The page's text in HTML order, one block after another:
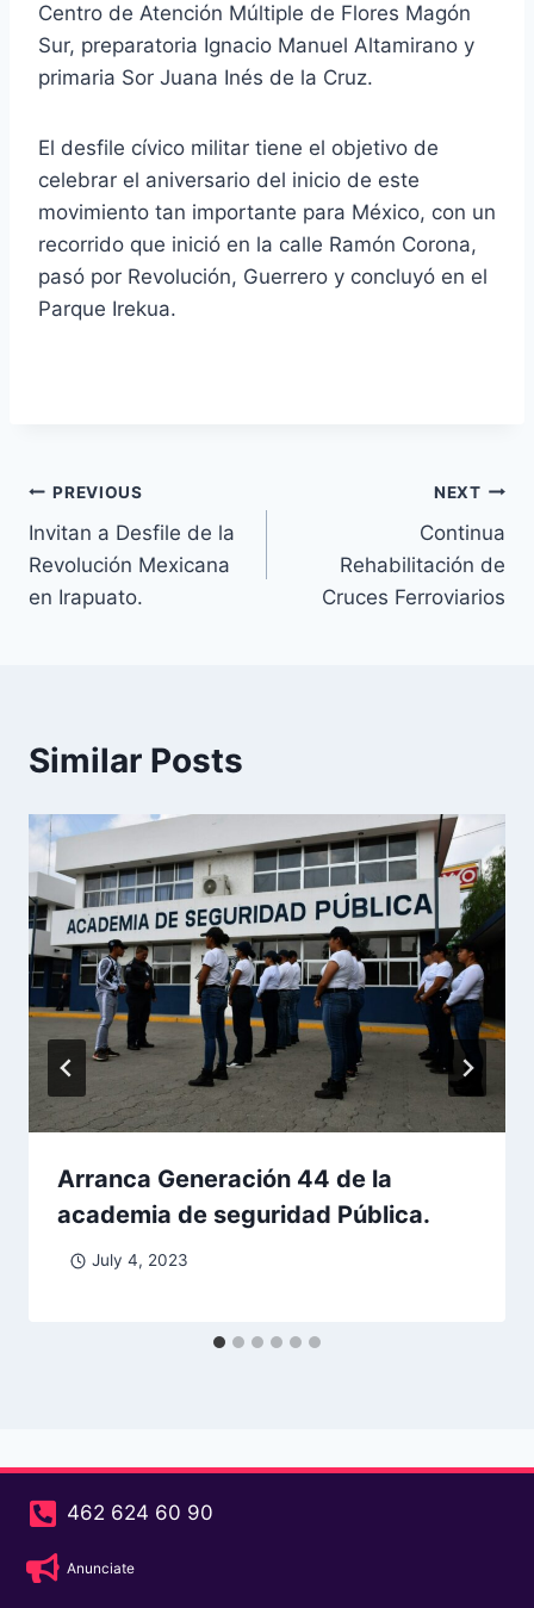
Centro de Atención Múltiple de Flores Magón
Sur, preparatoria Ignacio Manuel Altamirano y
primaria Sor Juana Inés de la Cruz.
El desfile cívico militar tiene el objetivo de
celebrar el aniversario del inicio de este
movimiento tan importante para México, con un
recorrido que inició en la calle Ramón Corona,
pasó por Revolución, Guerrero y concluyó en el
Parque Irekua.
PREVIOUS
Invitan a Desfile de la
Revolución Mexicana
en Irapuato.
NEXT
Continua
Rehabilitación de
Cruces Ferroviarios
Similar Posts
Arranca Generación 44 de la
academia de seguridad Pública.
July 4, 2023
462 624 60 90
Anunciate